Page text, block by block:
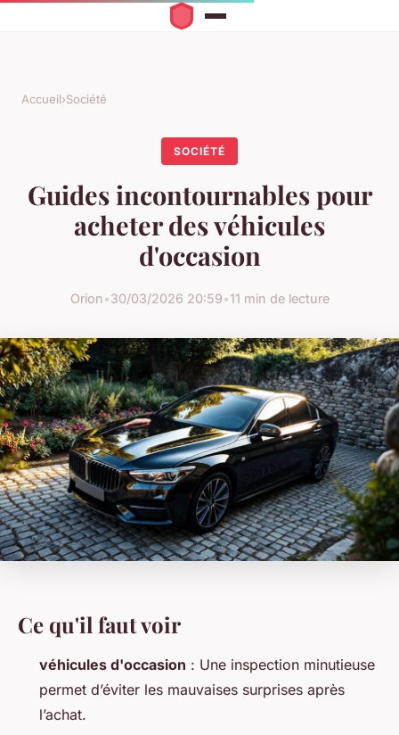
Accueil›Société
SOCIÉTÉ
Guides incontournables pour
acheter des véhicules
d'occasion
Orion•30/03/2026 20:59•11 min de lecture
Ce qu'il faut voir
véhicules d'occasion : Une inspection minutieuse
permet d’éviter les mauvaises surprises après
l’achat.